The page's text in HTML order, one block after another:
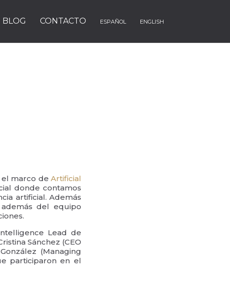
BLOG CONTACTO ESPAÑOL ENGLISH
el marco de Artificial
donde contamos
artificial. Además
del equipo
Lead de
Sánchez (CEO
(Managing
participaron en el